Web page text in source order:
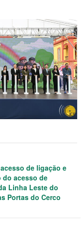
de ligação e
do acesso de
Linha Leste do
Portas do Cerco